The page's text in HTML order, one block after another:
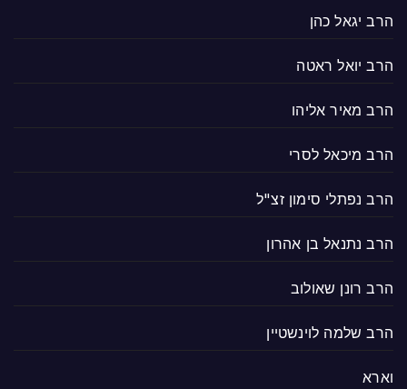
הרב יגאל כהן
הרב יואל ראטה
הרב מאיר אליהו
הרב מיכאל לסרי
הרב נפתלי סימון זצ"ל
הרב נתנאל בן אהרון
הרב רונן שאולוב
הרב שלמה לוינשטיין
וארא